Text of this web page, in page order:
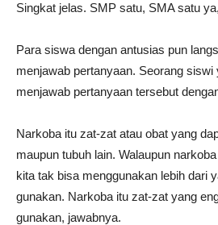
Singkat jelas. SMP satu, SMA satu
Para siswa dengan antusias pun
menjawab pertanyaan. Seorang siswi
menjawab pertanyaan tersebut
Narkoba itu zat-zat atau obat yang
maupun tubuh lain. Walaupun
kita tak bisa menggunakan lebih dari
gunakan. Narkoba itu zat-zat yang
gunakan, jawabnya.